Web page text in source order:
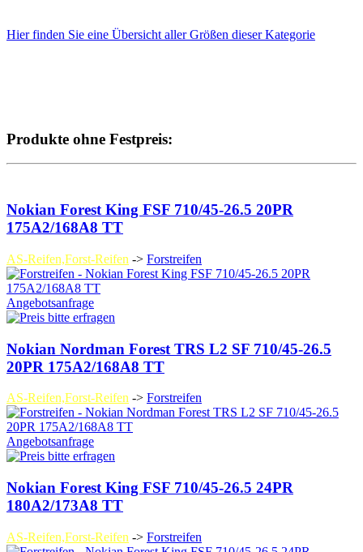
Hier finden Sie eine Übersicht aller Größen dieser Kategorie
Produkte ohne Festpreis:
Nokian Forest King FSF 710/45-26.5 20PR
175A2/168A8 TT
AS-Reifen,Forst-Reifen -> Forstreifen
Angebotsanfrage
Nokian Nordman Forest TRS L2 SF 710/45-26.5
20PR 175A2/168A8 TT
AS-Reifen,Forst-Reifen -> Forstreifen
Angebotsanfrage
Nokian Forest King FSF 710/45-26.5 24PR
180A2/173A8 TT
AS-Reifen,Forst-Reifen -> Forstreifen